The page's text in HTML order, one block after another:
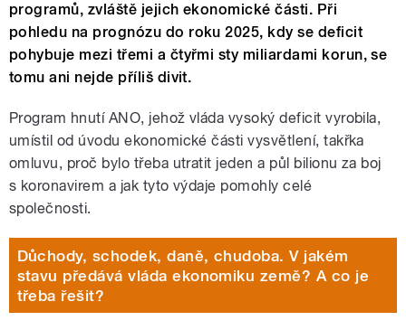
programů, zvláště jejich ekonomické části. Při
pohledu na prognózu do roku 2025, kdy se deficit
pohybuje mezi třemi a čtyřmi sty miliardami korun, se
tomu ani nejde příliš divit.
Program hnutí ANO, jehož vláda vysoký deficit vyrobila,
umístil od úvodu ekonomické části vysvětlení, takřka
omluvu, proč bylo třeba utratit jeden a půl bilionu za boj
s koronavirem a jak tyto výdaje pomohly celé
společnosti.
Důchody, schodek, daně, chudoba. V jakém
stavu předává vláda ekonomiku země? A co je
třeba řešit?